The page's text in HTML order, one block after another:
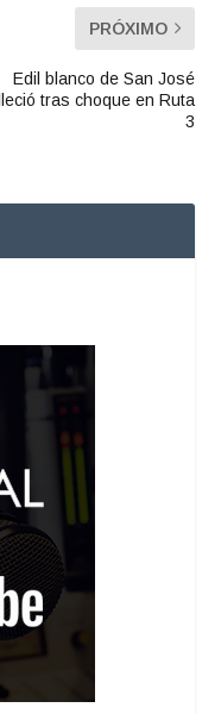
PRÓXIMO
Edil blanco de San José
tras choque en Ruta
3